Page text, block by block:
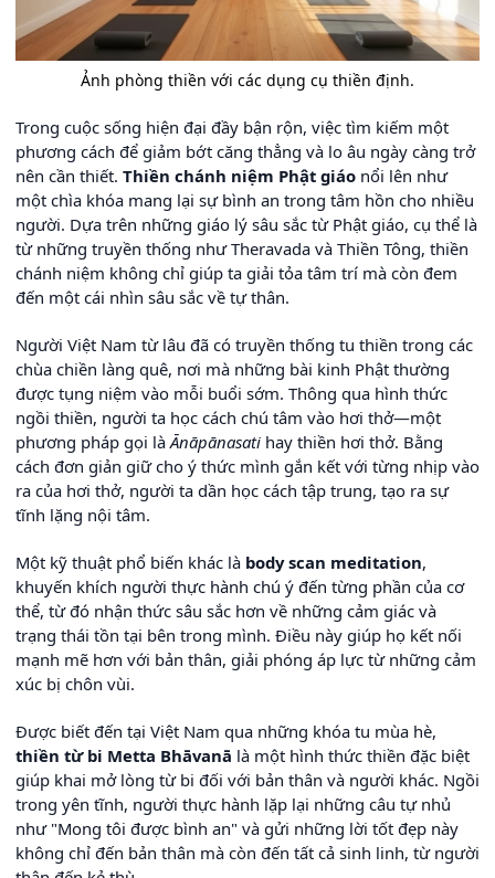
Ảnh phòng thiền với các dụng cụ thiền định.
Trong cuộc sống hiện đại đầy bận rộn, việc tìm kiếm một
phương cách để giảm bớt căng thẳng và lo âu ngày càng trở
nên cần thiết. Thiền chánh niệm Phật giáo nổi lên như
một chìa khóa mang lại sự bình an trong tâm hồn cho nhiều
người. Dựa trên những giáo lý sâu sắc từ Phật giáo, cụ thể là
từ những truyền thống như Theravada và Thiền Tông, thiền
chánh niệm không chỉ giúp ta giải tỏa tâm trí mà còn đem
đến một cái nhìn sâu sắc về tự thân.
Người Việt Nam từ lâu đã có truyền thống tu thiền trong các
chùa chiền làng quê, nơi mà những bài kinh Phật thường
được tụng niệm vào mỗi buổi sớm. Thông qua hình thức
ngồi thiền, người ta học cách chú tâm vào hơi thở—một
phương pháp gọi là Ānāpānasati hay thiền hơi thở. Bằng
cách đơn giản giữ cho ý thức mình gắn kết với từng nhịp vào
ra của hơi thở, người ta dần học cách tập trung, tạo ra sự
tĩnh lặng nội tâm.
Một kỹ thuật phổ biến khác là body scan meditation,
khuyến khích người thực hành chú ý đến từng phần của cơ
thể, từ đó nhận thức sâu sắc hơn về những cảm giác và
trạng thái tồn tại bên trong mình. Điều này giúp họ kết nối
mạnh mẽ hơn với bản thân, giải phóng áp lực từ những cảm
xúc bị chôn vùi.
Được biết đến tại Việt Nam qua những khóa tu mùa hè,
thiền từ bi Metta Bhāvanā là một hình thức thiền đặc biệt
giúp khai mở lòng từ bi đối với bản thân và người khác. Ngồi
trong yên tĩnh, người thực hành lặp lại những câu tự nhủ
như "Mong tôi được bình an" và gửi những lời tốt đẹp này
không chỉ đến bản thân mà còn đến tất cả sinh linh, từ người